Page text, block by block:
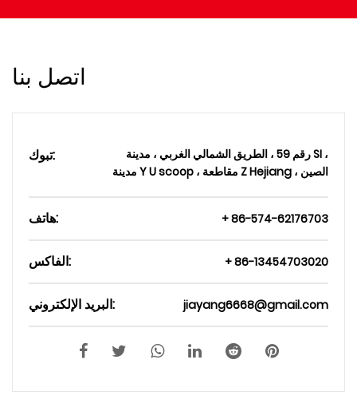
اتصل بنا
تبوك:
رقم 59 ، الطريق الشمالي الغربي ، مدينة SI ،
مدينة Y U scoop ، مقاطعة Z Hejiang ، الصين
هاتف: + 86-574-62176703
الفاكس: + 86-13454703020
البريد الإلكتروني: jiayang6668@gmail.com